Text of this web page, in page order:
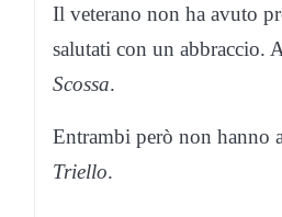
Il veterano non ha avuto
salutati con un abbraccio.
Scossa.
Entrambi però non hanno
Triello.